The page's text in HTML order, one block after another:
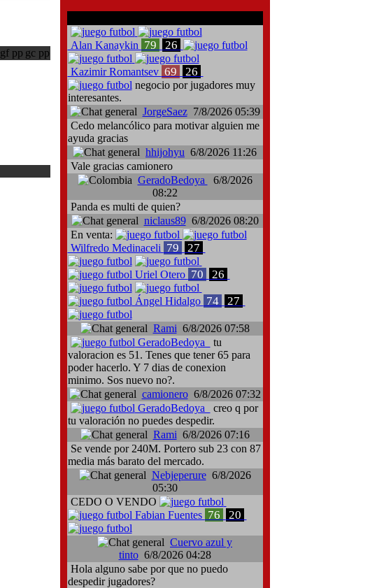
gf pp gc pp
Alan Kanaykin 79 26
Kazimir Romantsev 69 26
negocio por jugadores muy
interesantes.
JorgeSaez7/8/2026 05:39
Cedo melancólico para motivar alguien me
ayuda gracias
hhijohyu 6/8/2026 11:26
Vale gracias camionero
GeradoBedoya
6/8/2026
08:22
Panda es multi de quien?
niclaus896/8/2026 08:20
En venta:
Wilfredo Medinaceli 79 27
Uriel Otero 70 26
Ángel Hidalgo 74 27
Rami 6/8/2026 07:58
GeradoBedoya
tu
valoracion es 51. Tenes que tener 65 para
poder hacerlo. Y 7 dias de conexion
minimo. Sos nuevo no?.
camionero6/8/2026 07:32
GeradoBedoya
creo q por
tu valoración no puedes despedir.
Rami 6/8/2026 07:16
Se vende por 240M. Portero sub 23 con 87
media más barato del mercado.
Nebjeperure6/8/2026
05:30
CEDO O VENDO
Fabian Fuentes 76 20
Cuervo azul y
tinto6/8/2026 04:28
Hola alguno sabe por que no puedo
despedir jugadores?